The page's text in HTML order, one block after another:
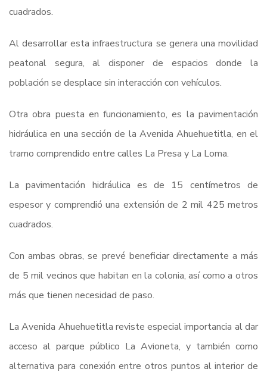
cuadrados.
Al desarrollar esta infraestructura se genera una movilidad
peatonal segura, al disponer de espacios donde la
población se desplace sin interacción con vehículos.
Otra obra puesta en funcionamiento, es la pavimentación
hidráulica en una sección de la Avenida Ahuehuetitla, en el
tramo comprendido entre calles La Presa y La Loma.
La pavimentación hidráulica es de 15 centímetros de
espesor y comprendió una extensión de 2 mil 425 metros
cuadrados.
Con ambas obras, se prevé beneficiar directamente a más
de 5 mil vecinos que habitan en la colonia, así como a otros
más que tienen necesidad de paso.
La Avenida Ahuehuetitla reviste especial importancia al dar
acceso al parque público La Avioneta, y también como
alternativa para conexión entre otros puntos al interior de